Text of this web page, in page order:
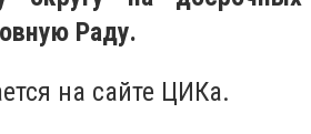
Раду.
на сайте ЦИКа.